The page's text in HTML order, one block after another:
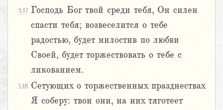
3:17 Господь Бог твой среди тебя, Он силен
спасти тебя; возвеселится о тебе
радостью, будет милостив по любви
Своей, будет торжествовать о тебе с
ликованием.
3:18 Сетующих о торжественных празднествах
Я соберу: твои они, на них тяготеет